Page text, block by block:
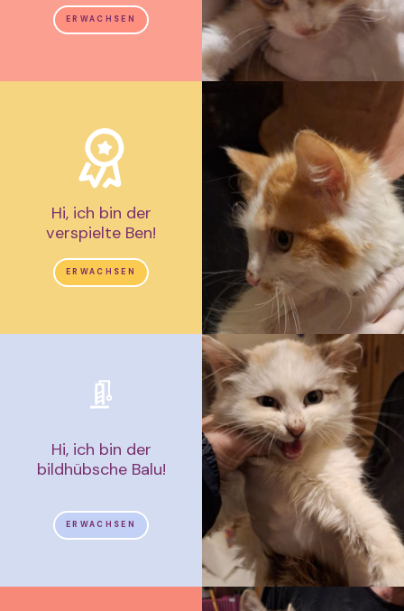
ERWACHSEN
Hi, ich bin der
verspielte Ben!
ERWACHSEN
Hi, ich bin der
bildhübsche Balu!
ERWACHSEN